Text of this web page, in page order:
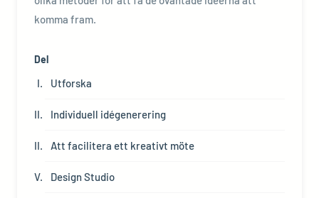
komma fram.
Del
Utforska
Individuell idégenerering
Att facilitera ett kreativt möte
Design Studio